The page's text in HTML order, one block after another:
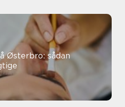
Østerbro: sådan